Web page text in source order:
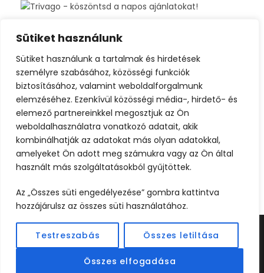
Sütiket használunk
Sütiket használunk a tartalmak és hirdetések
személyre szabásához, közösségi funkciók
biztosításához, valamint weboldalforgalmunk
elemzéséhez. Ezenkívül közösségi média-, hirdető- és
elemező partnereinkkel megosztjuk az Ön
weboldalhasználatra vonatkozó adatait, akik
kombinálhatják az adatokat más olyan adatokkal,
amelyeket Ön adott meg számukra vagy az Ön által
használt más szolgáltatásokból gyűjtöttek.
Az „Összes süti engedélyezése” gombra kattintva
hozzájárulsz az összes süti használatához.
Testreszabás Összes letiltása
Összes elfogadása
KÉSZÍTETTEWEBCREATIVE